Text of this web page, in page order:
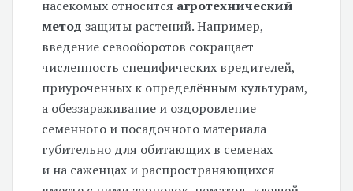
насекомых относится агротехнический
метод защиты растений. Например,
введение севооборотов сокращает
численность специфических вредителей,
приуроченных к определённым культурам,
а обеззараживание и оздоровление
семенного и посадочного материала
губительно для обитающих в семенах
и на саженцах и распространяющихся